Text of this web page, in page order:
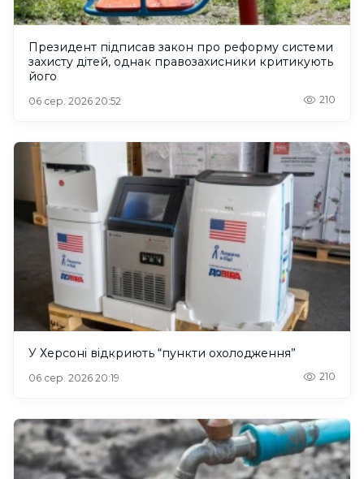
Президент підписав закон про реформу системи
захисту дітей, однак правозахисники критикують
його
06 сер. 2026 20:52 210
У Херсоні відкриють “пункти охолодження”
06 сер. 2026 20:19 210